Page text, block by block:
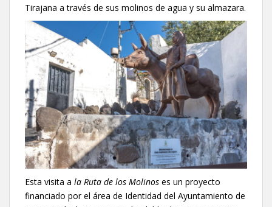
Tirajana a través de sus molinos de agua y su almazara.
Esta visita a la Ruta de los Molinos es un proyecto
financiado por el área de Identidad del Ayuntamiento de